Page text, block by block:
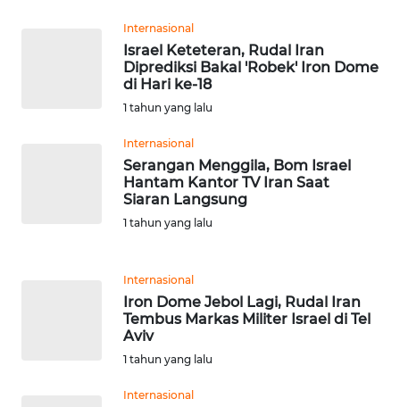
Internasional
Israel Keteteran, Rudal Iran
Diprediksi Bakal 'Robek' Iron Dome
di Hari ke-18
1 tahun yang lalu
Internasional
Serangan Menggila, Bom Israel
Hantam Kantor TV Iran Saat
Siaran Langsung
1 tahun yang lalu
Internasional
Iron Dome Jebol Lagi, Rudal Iran
Tembus Markas Militer Israel di Tel
Aviv
1 tahun yang lalu
Internasional